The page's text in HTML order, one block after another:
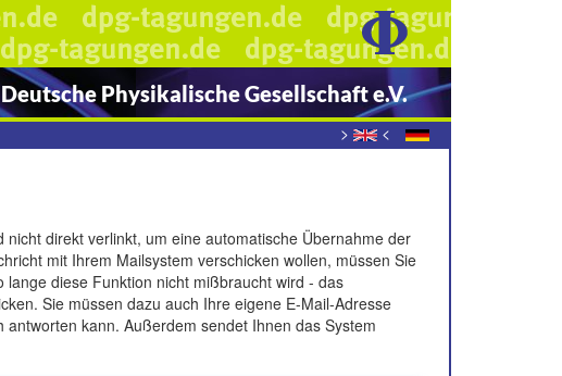
Deutsche Physikalische Gesellschaft e.V.
> <
direkt verlinkt, um eine automatische Übernahme der
mit Ihrem Mailsystem verschicken wollen, müssen Sie
diese Funktion nicht mißbraucht wird - das
Sie müssen dazu auch Ihre eigene E-Mail-Adresse
kann. Außerdem sendet Ihnen das System